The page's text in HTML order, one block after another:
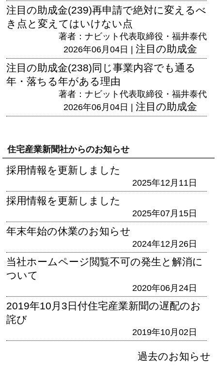
注目の助成金(239)再申請で絶対に変えるべ
き点と変えてはいけない点
著者：ナビット代表取締役・福井泰代
2026年06月04日 | 注目の助成金
注目の助成金(238)同じ事業内容でも通る
年・落ちる年がある理由
著者：ナビット代表取締役・福井泰代
2026年06月04日 | 注目の助成金
住宅産業新聞社からのお知らせ
採用情報を更新しました
2025年12月11日
採用情報を更新しました
2025年07月15日
年末年始の休業のお知らせ
2024年12月26日
当社ホームページ閲覧不可の発生と解消に
ついて
2020年06月24日
2019年10月3日付住宅産業新聞の遅配のお
詫び
2019年10月02日
過去のお知らせ